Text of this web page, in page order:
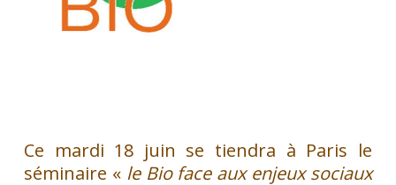
Ce mardi 18 juin se tiendra à Paris le
séminaire « le Bio face aux enjeux sociaux